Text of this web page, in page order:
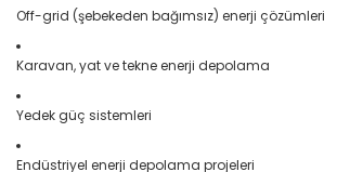
Off-grid (şebekeden bağımsız) enerji çözümleri
Karavan, yat ve tekne enerji depolama
Yedek güç sistemleri
Endüstriyel enerji depolama projeleri